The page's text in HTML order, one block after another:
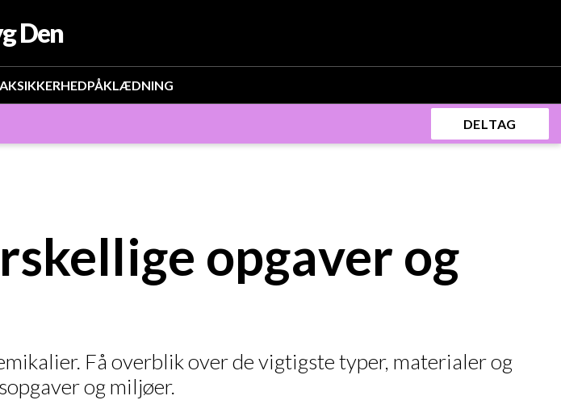
Den
SIKKERHEDPÅKLÆDNING
DELTAG
opgaver og
Få overblik over de vigtigste typer, materialer og
og miljøer.